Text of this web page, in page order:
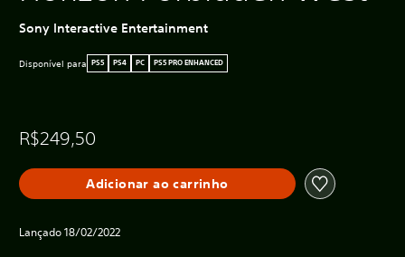
Sony Interactive Entertainment
Disponível para PS5 PS4 PC PS5 PRO ENHANCED
R$249,50
Adicionar ao carrinho
Lançado 18/02/2022